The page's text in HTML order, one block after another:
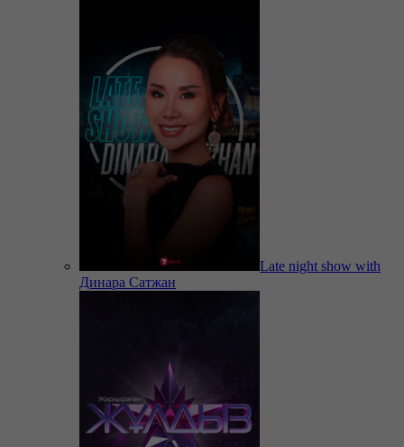
Late night show with
Динара Сатжан